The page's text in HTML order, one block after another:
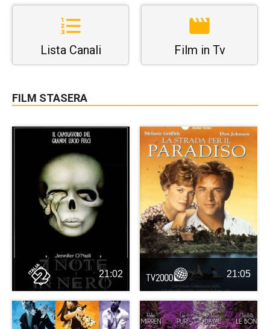
Lista Canali Film in Tv
FILM STASERA
21:02 21:05